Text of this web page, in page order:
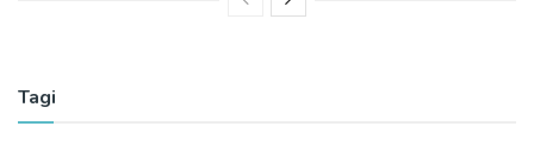
Tagi